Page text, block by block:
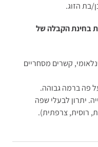
בת הזוג.
בחינת הקבלה של
קשרים מסחריים
פה ברמה גבוהה.
יתרון לבעלי שפה
רוסית, צרפתית).